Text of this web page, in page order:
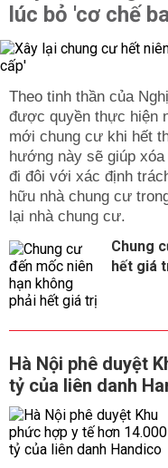
lúc bỏ 'cơ chế
Theo tinh thần của
được quyền thực hiện
mới chung cư khi hết
hướng này sẽ giúp
đi đôi với xác định
hữu nhà chung cư
lại nhà chung cư.
Chung
hết giá
Hà Nội phê duyệt
tỷ của liên danh